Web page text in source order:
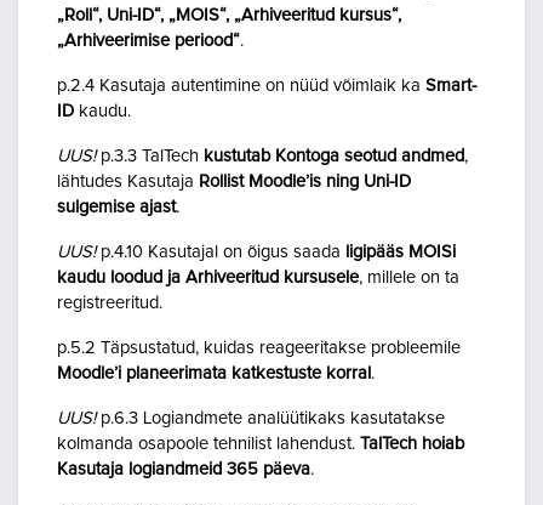
„Roll“, Uni-ID“, „MOIS“, „Arhiveeritud kursus“,
„Arhiveerimise periood“.
p.2.4 Kasutaja autentimine on nüüd võimlaik ka Smart-
ID kaudu.
UUS!p.3.3 TalTech kustutab Kontoga seotud andmed,
lähtudes Kasutaja Rollist Moodle’is ning Uni-ID
sulgemise ajast.
UUS!p.4.10 Kasutajal on õigus saada ligipääs MOISi
kaudu loodud ja Arhiveeritud kursusele, millele on ta
registreeritud.
p.5.2 Täpsustatud, kuidas reageeritakse probleemile
Moodle’i planeerimata katkestuste korral .
UUS!p.6.3 Logiandmete analüütikaks kasutatakse
kolmanda osapoole tehnilist lahendust. TalTech hoiab
Kasutaja logiandmeid 365 päeva.